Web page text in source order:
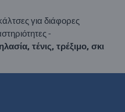
για διάφορες
-
τένις, τρέξιμο, σκι